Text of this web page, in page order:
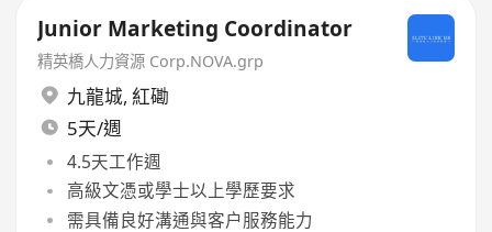
Junior Marketing Coordinator
精英橋人力資源 Corp.NOVA.grp
九龍城, 紅磡
5天/週
4.5天工作週
高級文憑或學士以上學歷要求
需具備良好溝通與客户服務能力